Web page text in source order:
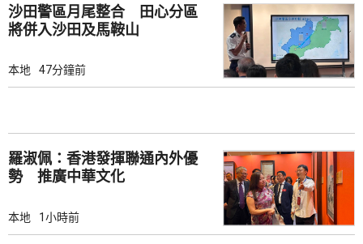
沙田警區月尾整合 田心分區
將併入沙田及馬鞍山
本地 47分鐘前
羅淑佩：香港發揮聯通內外優
勢 推廣中華文化
本地 1小時前